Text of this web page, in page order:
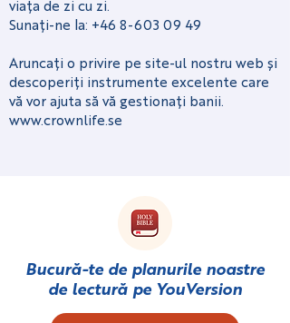
viața de zi cu zi.
Sunați-ne la: +46 8-603 09 49
Aruncați o privire pe site-ul nostru web și
descoperiți instrumente excelente care
vă vor ajuta să vă gestionați banii.
www.crownlife.se
Bucură-te de planurile noastre
de lectură peYouVersion